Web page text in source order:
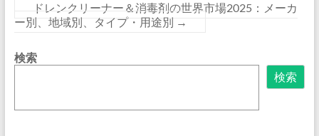
ドレンクリーナー＆消毒剤の世界市場2025：メーカ
ー別、地域別、タイプ・用途別 →
検索
検索